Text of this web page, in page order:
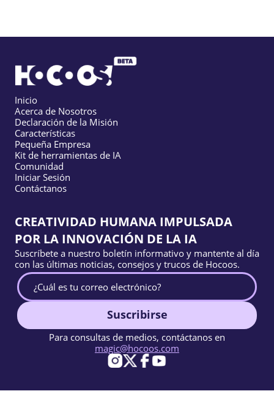
Inicio
Acerca de Nosotros
Declaración de la Misión
Características
Pequeña Empresa
Kit de herramientas de IA
Comunidad
Iniciar Sesión
Contáctanos
CREATIVIDAD HUMANA IMPULSADA
POR LA INNOVACIÓN DE LA IA
Suscríbete a nuestro boletín informativo y mantente al día
con las últimas noticias, consejos y trucos de Hocoos.
Suscribirse
Para consultas de medios, contáctanos en
magic@hocoos.com